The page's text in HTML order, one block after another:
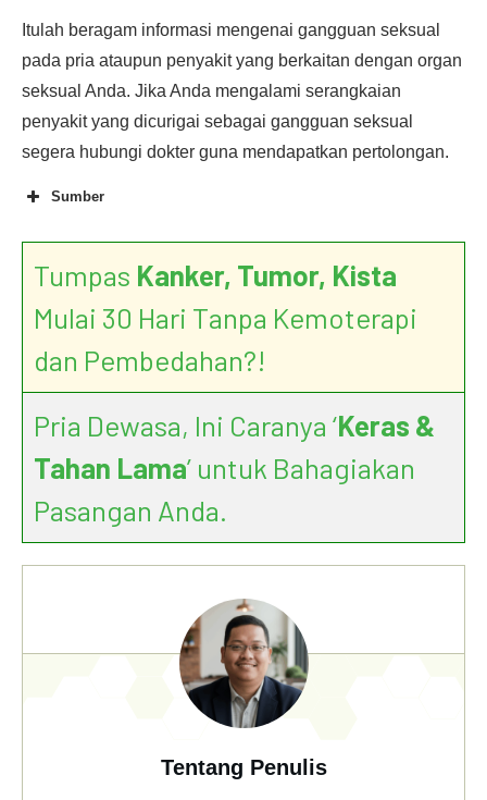
Itulah beragam informasi mengenai gangguan seksual
pada pria ataupun penyakit yang berkaitan dengan organ
seksual Anda. Jika Anda mengalami serangkaian
penyakit yang dicurigai sebagai gangguan seksual
segera hubungi dokter guna mendapatkan pertolongan.
Sumber
Transmitted Diseases ) in Men
Tumpas Kanker, Tumor, Kista
Mulai 30 Hari Tanpa Kemoterapi
dan Pembedahan?!
Pria Dewasa, Ini Caranya ‘Keras &
Tahan Lama’ untuk Bahagiakan
Pasangan Anda.
Tentang Penulis